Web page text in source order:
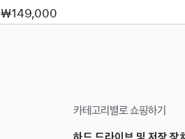
₩149,000
카테고리별로 쇼핑하기